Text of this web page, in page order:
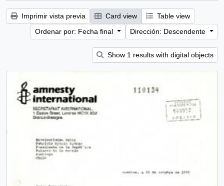
Imprimir vista previa Card view
Table view
Ordenar por: Fecha final
Dirección: Descendente
Show 1 results with digital objects